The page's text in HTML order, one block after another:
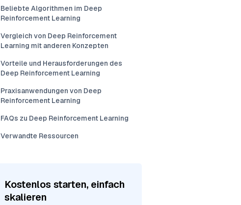
Beliebte Algorithmen im Deep
Reinforcement Learning
Vergleich von Deep Reinforcement
Learning mit anderen Konzepten
Vorteile und Herausforderungen des
Deep Reinforcement Learning
Praxisanwendungen von Deep
Reinforcement Learning
FAQs zu Deep Reinforcement Learning
Verwandte Ressourcen
Kostenlos starten, einfach
skalieren